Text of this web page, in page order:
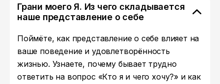
Грани моего Я. Из чего складывается
наше представление о себе
Поймёте, как представление о себе влияет на
ваше поведение и удовлетворённость
жизнью. Узнаете, почему бывает трудно
ответить на вопрос «Кто я и чего хочу?» и как